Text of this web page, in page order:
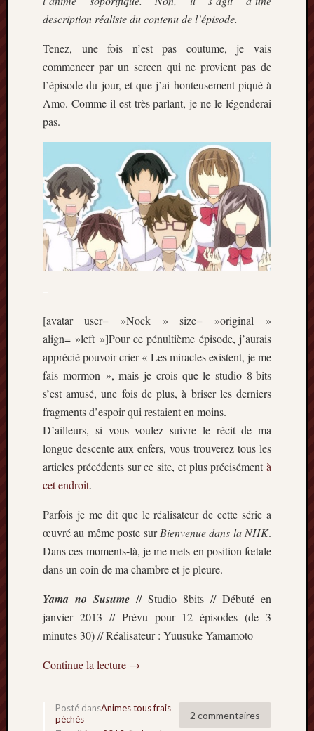
description réaliste du contenu de l’épisode.
Tenez, une fois n’est pas coutume, je vais
commencer par un screen qui ne provient pas de
l’épisode du jour, et que j’ai honteusement piqué à
Amo. Comme il est très parlant, je ne le légenderai
pas.
[avatar user= »Nock » size= »original »
align= »left »]Pour ce pénultième épisode, j’aurais
apprécié pouvoir crier « Les miracles existent, je me
fais mormon », mais je crois que le studio 8-bits
s’est amusé, une fois de plus, à briser les derniers
fragments d’espoir qui restaient en moins.
D’ailleurs, si vous voulez suivre le récit de ma
longue descente aux enfers, vous trouverez tous les
articles précédents sur ce site, et plus précisément à
cet endroit.
Parfois je me dit que le réalisateur de cette série a
œuvré au même poste surBienvenue dans la NHK.
Dans ces moments-là, je me mets en position fœtale
dans un coin de ma chambre et je pleure.
Yama no Susume // Studio 8bits // Débuté en
janvier 2013 // Prévu pour 12 épisodes (de 3
minutes 30) // Réalisateur : Yuusuke Yamamoto
Continue la lecture →
2 commentaires
Posté dansAnimes tous frais
péchés